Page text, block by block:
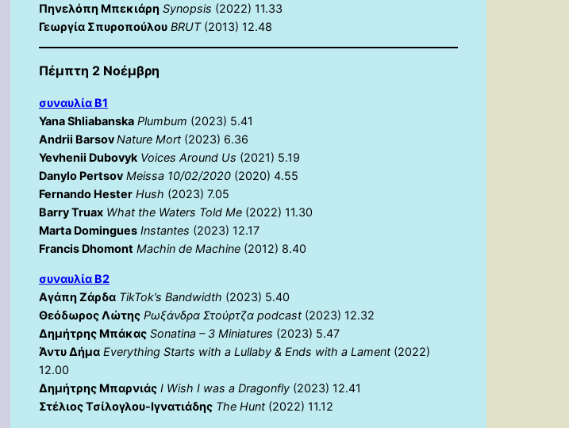
Πηνελόπη Μπεκιάρη Synopsis (2022) 11.33
Γεωργία Σπυροπούλου BRUT(2013) 12.48
Πέμπτη 2 Νοέμβρη
συναυλία Β1
Yana Shliabanska Plumbum (2023) 5.41
Andrii BarsovNature Mort (2023) 6.36
Yevhenii Dubovyk Voices Around Us (2021) 5.19
Danylo Pertsov Meissa 10/02/2020 (2020) 4.55
Fernando Hester Hush (2023) 7.05
Barry Truax What the Waters Told Me (2022) 11.30
Marta Domingues Instantes (2023) 12.17
Francis Dhomont Machin de Machine (2012) 8.40
συναυλία Β2
Αγάπη Ζάρδα TikTok’s Bandwidth (2023) 5.40
Θεόδωρος Λώτης Ρωξάνδρα Στούρτζα podcast (2023) 12.32
Δημήτρης Μπάκας Sonatina – 3 Miniatures (2023) 5.47
Άντυ Δήμα Everything Starts with a Lullaby & Ends with a Lament (2022)
12.00
Δημήτρης Μπαρνιάς I Wish I was a Dragonfly (2023) 12.41
Στέλιος Τσίλογλου-Ιγνατιάδης The Hunt (2022) 11.12